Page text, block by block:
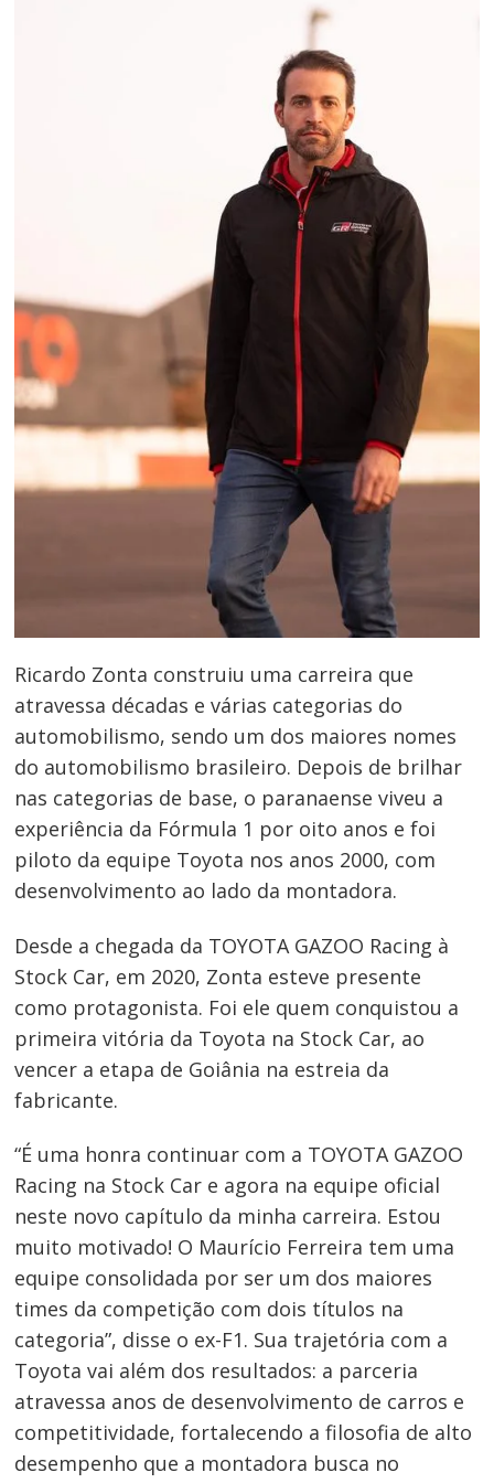
Ricardo Zonta construiu uma carreira que
atravessa décadas e várias categorias do
automobilismo, sendo um dos maiores nomes
do automobilismo brasileiro. Depois de brilhar
nas categorias de base, o paranaense viveu a
experiência da Fórmula 1 por oito anos e foi
piloto da equipe Toyota nos anos 2000, com
desenvolvimento ao lado da montadora.
Desde a chegada da TOYOTA GAZOO Racing à
Stock Car, em 2020, Zonta esteve presente
como protagonista. Foi ele quem conquistou a
primeira vitória da Toyota na Stock Car, ao
vencer a etapa de Goiânia na estreia da
fabricante.
“É uma honra continuar com a TOYOTA GAZOO
Racing na Stock Car e agora na equipe oficial
neste novo capítulo da minha carreira. Estou
muito motivado! O Maurício Ferreira tem uma
equipe consolidada por ser um dos maiores
times da competição com dois títulos na
categoria”, disse o ex-F1. Sua trajetória com a
Toyota vai além dos resultados: a parceria
atravessa anos de desenvolvimento de carros e
competitividade, fortalecendo a filosofia de alto
desempenho que a montadora busca no